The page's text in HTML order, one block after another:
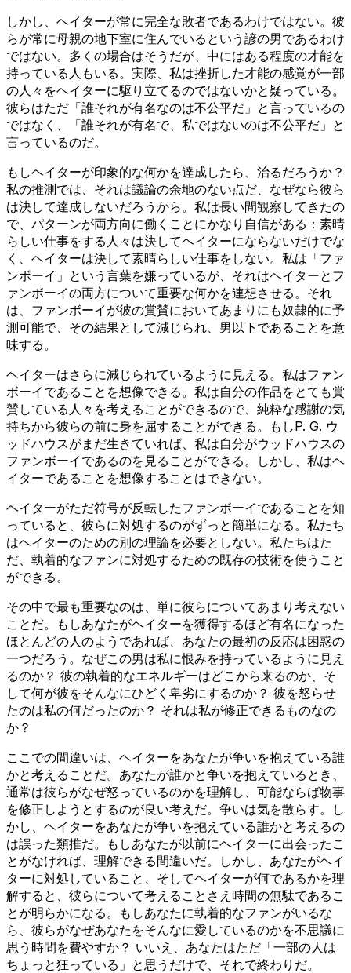
しかし、ヘイターが常に完全な敗者であるわけではない。彼
らが常に母親の地下室に住んでいるという諺の男であるわけ
ではない。多くの場合はそうだが、中にはある程度の才能を
持っている人もいる。実際、私は挫折した才能の感覚が一部
の人々をヘイターに駆り立てるのではないかと疑っている。
彼らはただ「誰それが有名なのは不公平だ」と言っているの
ではなく、「誰それが有名で、私ではないのは不公平だ」と
言っているのだ。
もしヘイターが印象的な何かを達成したら、治るだろうか？
私の推測では、それは議論の余地のない点だ、なぜなら彼ら
は決して達成しないだろうから。私は長い間観察してきたの
で、パターンが両方向に働くことにかなり自信がある：素晴
らしい仕事をする人々は決してヘイターにならないだけでな
く、ヘイターは決して素晴らしい仕事をしない。私は「ファ
ンボーイ」という言葉を嫌っているが、それはヘイターとフ
ァンボーイの両方について重要な何かを連想させる。それ
は、ファンボーイが彼の賞賛においてあまりにも奴隷的に予
測可能で、その結果として減じられ、男以下であることを意
味する。
ヘイターはさらに減じられているように見える。私はファン
ボーイであることを想像できる。私は自分の作品をとても賞
賛している人々を考えることができるので、純粋な感謝の気
持ちから彼らの前に身を屈することができる。もしP. G. ウ
ッドハウスがまだ生きていれば、私は自分がウッドハウスの
ファンボーイであるのを見ることができる。しかし、私はヘ
イターであることを想像することはできない。
ヘイターがただ符号が反転したファンボーイであることを知
っていると、彼らに対処するのがずっと簡単になる。私たち
はヘイターのための別の理論を必要としない。私たちはた
だ、執着的なファンに対処するための既存の技術を使うこと
ができる。
その中で最も重要なのは、単に彼らについてあまり考えない
ことだ。もしあなたがヘイターを獲得するほど有名になった
ほとんどの人のようであれば、あなたの最初の反応は困惑の
一つだろう。なぜこの男は私に恨みを持っているように見え
るのか？ 彼の執着的なエネルギーはどこから来るのか、そ
して何が彼をそんなにひどく卑劣にするのか？ 彼を怒らせ
たのは私の何だったのか？ それは私が修正できるものなの
か？
ここでの間違いは、ヘイターをあなたが争いを抱えている誰
かと考えることだ。あなたが誰かと争いを抱えているとき、
通常は彼らがなぜ怒っているのかを理解し、可能ならば物事
を修正しようとするのが良い考えだ。争いは気を散らす。し
かし、ヘイターをあなたが争いを抱えている誰かと考えるの
は誤った類推だ。もしあなたが以前にヘイターに出会ったこ
とがなければ、理解できる間違いだ。しかし、あなたがヘイ
ターに対処していること、そしてヘイターが何であるかを理
解すると、彼らについて考えることさえ時間の無駄であるこ
とが明らかになる。もしあなたに執着的なファンがいるな
ら、彼らがなぜあなたをそんなに愛しているのかを不思議に
思う時間を費やすか？ いいえ、あなたはただ「一部の人は
ちょっと狂っている」と思うだけで、それで終わりだ。